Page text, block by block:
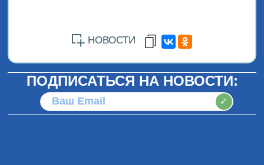
НОВОСТИ
ПОДПИСАТЬСЯ НА НОВОСТИ:
✓